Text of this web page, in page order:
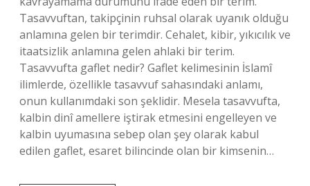
Tasavvuftan, takipçinin ruhsal olarak uyanık olduğu
anlamına gelen bir terimdir. Cehalet, kibir, yıkıcılık ve
itaatsizlik anlamına gelen ahlaki bir terim.
Tasavvufta gaflet nedir? Gaflet kelimesinin İslamî
ilimlerde, özellikle tasavvuf sahasındaki anlamı,
onun kullanımdaki son şeklidir. Mesela tasavvufta,
kalbin dinî amellere iştirak etmesini engelleyen ve
kalbin uyumasına sebep olan şey olarak kabul
edilen gaflet, esaret bilincinde olan bir kimsenin…